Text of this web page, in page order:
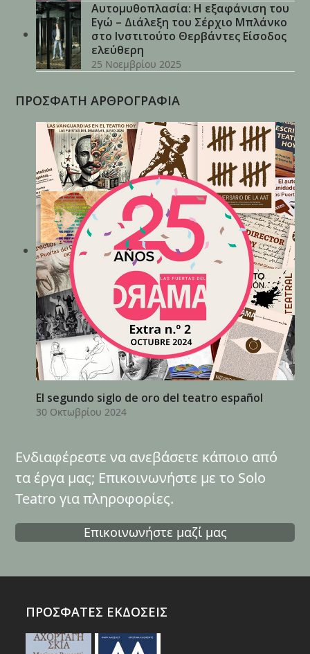
Αυτομυθοπλασία: Η εξαφάνιση του
Εγώ – Διάλεξη του Σέρχιο Μπλάνκο
στο Ινστιτούτο Θερβάντες Είσοδος
ελεύθερη
25 Νοεμβρίου 2025
ΠΡΟΣΦΑΤΗ ΑΡΘΡΟΓΡΑΦΙΑ
El segundo siglo de oro del teatro español
30 Οκτωβρίου 2024
Ενδιαφέρεστε να ανεβάσετε κάποιο από
τα έργα μας; Επικοινωνήστε με το Solo
Teatro για πληροφορίες.
Επικοινωνήστε μαζί μας
ΠΡΟΣΦΑΤΕΣ ΕΚΔΟΣΕΙΣ